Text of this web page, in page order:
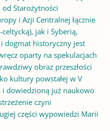
Starożytności
i Azji Centralnej łącznie
jak i Syberią,
dogmat historyczny jest
oparty na spekulacjach
obraz przeszłości
kultury powstałej w V
dowiedzioną już naukowo
czyni
części wypowiedzi Marii